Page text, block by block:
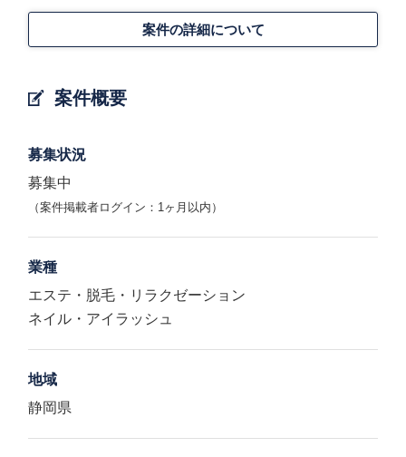
案件概要
案件の詳細について
募集状況
募集中
（案件掲載者ログイン：1ヶ月以内）
業種
エステ・脱毛・リラクゼーション
ネイル・アイラッシュ
地域
静岡県